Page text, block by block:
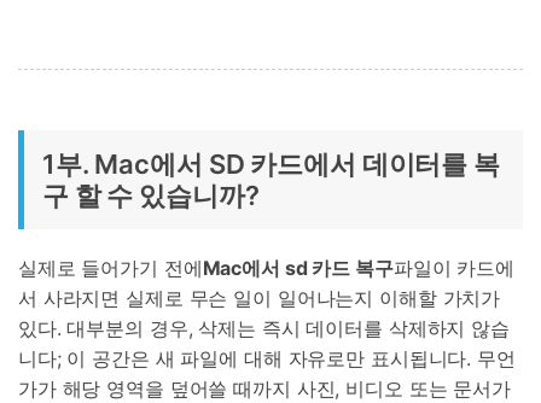
1부. Mac에서 SD 카드에서 데이터를 복
구 할 수 있습니까?
실제로 들어가기 전에Mac에서 sd 카드 복구파일이 카드에
서 사라지면 실제로 무슨 일이 일어나는지 이해할 가치가
있다. 대부분의 경우, 삭제는 즉시 데이터를 삭제하지 않습
니다; 이 공간은 새 파일에 대해 자유로만 표시됩니다. 무언
가가 해당 영역을 덮어쓸 때까지 사진, 비디오 또는 문서가